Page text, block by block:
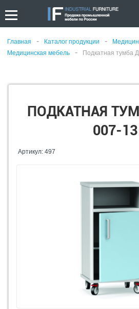
Главная - Каталог продукции -
Медицинская мебель - Подкатная тумба
ПОДКАТНАЯ
007-13
Артикул: 497